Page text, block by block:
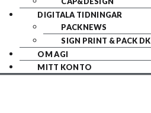
DIGITALA TIDNINGAR
PACKNEWS
SIGN PRINT & PACK DK
OM AGI
MITT KONTO